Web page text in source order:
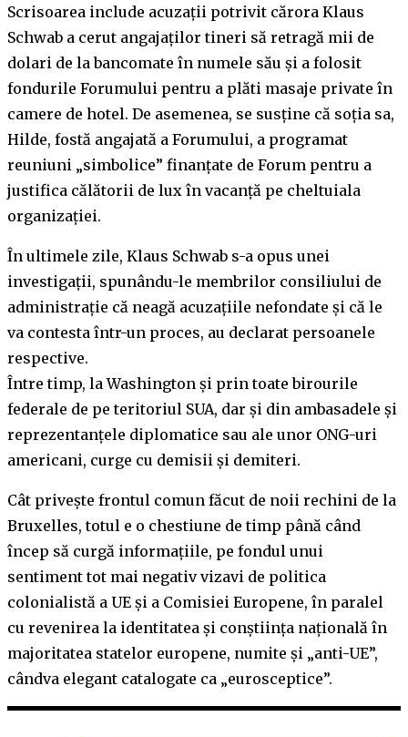
Scrisoarea include acuzații potrivit cărora Klaus
Schwab a cerut angajaților tineri să retragă mii de
dolari de la bancomate în numele său și a folosit
fondurile Forumului pentru a plăti masaje private în
camere de hotel. De asemenea, se susține că soția sa,
Hilde, fostă angajată a Forumului, a programat
reuniuni „simbolice” finanțate de Forum pentru a
justifica călătorii de lux în vacanță pe cheltuiala
organizației.
În ultimele zile, Klaus Schwab s-a opus unei
investigații, spunându-le membrilor consiliului de
administrație că neagă acuzațiile nefondate și că le
va contesta într-un proces, au declarat persoanele
respective.
Între timp, la Washington și prin toate birourile
federale de pe teritoriul SUA, dar și din ambasadele și
reprezentanțele diplomatice sau ale unor ONG-uri
americani, curge cu demisii și demiteri.
Cât privește frontul comun făcut de noii rechini de la
Bruxelles, totul e o chestiune de timp până când
încep să curgă informațiile, pe fondul unui
sentiment tot mai negativ vizavi de politica
colonialistă a UE și a Comisiei Europene, în paralel
cu revenirea la identitatea și conștiința națională în
majoritatea statelor europene, numite și „anti-UE”,
cândva elegant catalogate ca „eurosceptice”.